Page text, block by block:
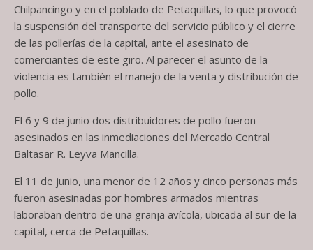
Chilpancingo y en el poblado de Petaquillas, lo que provocó
la suspensión del transporte del servicio público y el cierre
de las pollerías de la capital, ante el asesinato de
comerciantes de este giro. Al parecer el asunto de la
violencia es también el manejo de la venta y distribución de
pollo.
El 6 y 9 de junio dos distribuidores de pollo fueron
asesinados en las inmediaciones del Mercado Central
Baltasar R. Leyva Mancilla.
El 11 de junio, una menor de 12 años y cinco personas más
fueron asesinadas por hombres armados mientras
laboraban dentro de una granja avícola, ubicada al sur de la
capital, cerca de Petaquillas.